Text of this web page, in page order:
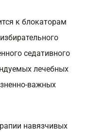
к блокаторам
седативного
лечебных
важных
навязчивых